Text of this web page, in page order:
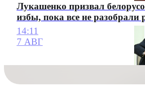
Лукашенко призвал
избы, пока все не разобрали
14:11
7 АВГ